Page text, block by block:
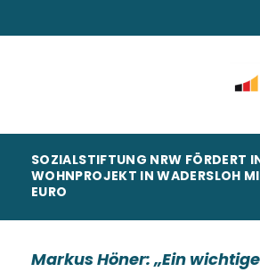
SOZIALSTIFTUNG NRW FÖRDERT
WOHNPROJEKT IN WADERSLOH
EURO
Markus Höner: „Ein